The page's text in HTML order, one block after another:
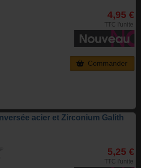
4,95 €
TTC l'unite
Commander
acier et Zirconium Galith
5,25 €
TTC l'unite